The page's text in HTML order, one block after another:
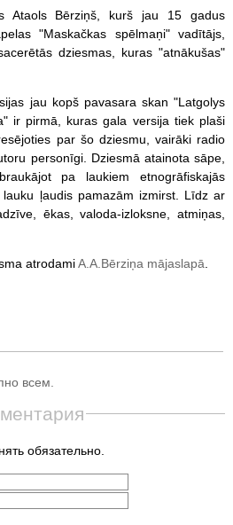
Ataols Bērziņš, kurš jau 15 gadus
"Maskačkas spēlmaņi" vadītājs,
dziesmas, kuras "atnākušas"
jau kopš pavasara skan "Latgolys
ir pirmā, kuras gala versija tiek plaši
par šo dziesmu, vairāki radio
personīgi. Dziesmā atainota sāpe,
pa laukiem etnogrāfiskajās
ļaudis pamazām izmirst. Līdz ar
ēkas, valoda-izloksne, atmiņas,
atrodamiA.A.Bērziņa mājaslapā
всем.
обязательно.